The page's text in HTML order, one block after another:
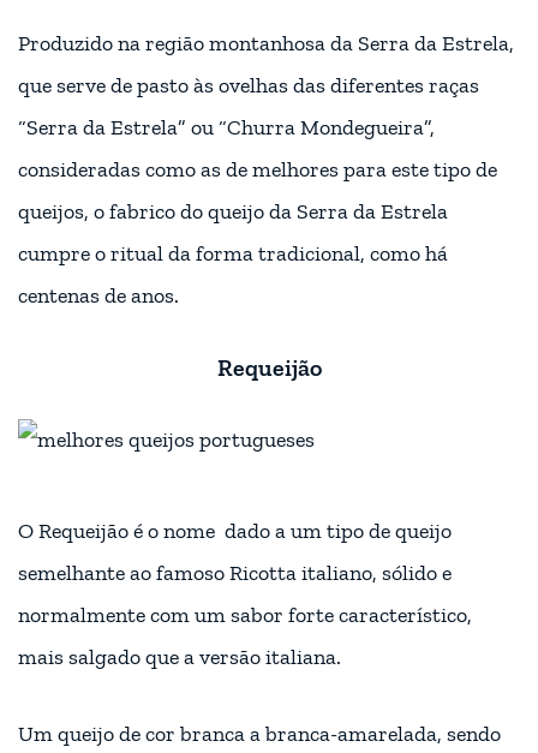
Produzido na região montanhosa da Serra da Estrela,
queserve de pasto às ovelhas das diferentes raças
“Serra da Estrela” ou “Churra Mondegueira”,
consideradas como as de melhores para este tipo de
queijos, o fabrico do queijo da Serra da Estrela
cumpre o ritual da forma tradicional, como há
centenas de anos.
Requeijão
O Requeijão é o nome dado a um tipo de queijo
semelhante ao famoso Ricotta italiano, sólido e
normalmente com um sabor forte característico,
mais salgado que a versão italiana.
Um queijo de cor branca a branca-amarelada, sendo